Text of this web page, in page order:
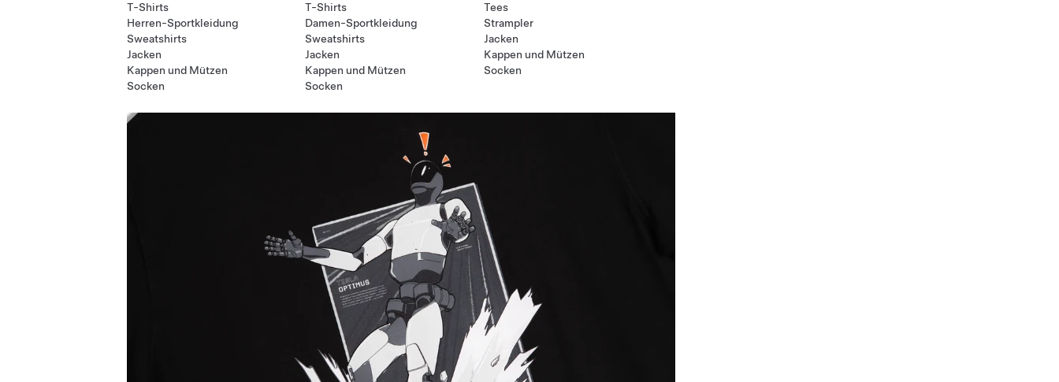
T-Shirts
Herren-Sportkleidung
Sweatshirts
Jacken
Kappen und Mützen
Socken
T-Shirts
Damen-Sportkleidung
Sweatshirts
Jacken
Kappen und Mützen
Socken
Tees
Strampler
Jacken
Kappen und Mützen
Socken